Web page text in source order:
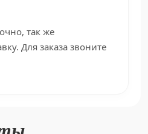
так же
Для заказа звоните